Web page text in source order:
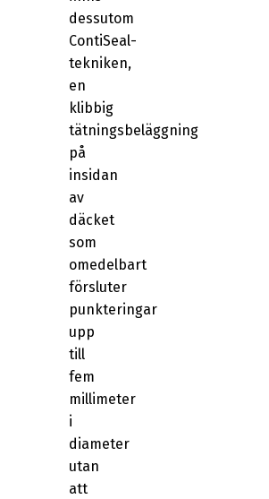
dessutom
ContiSeal-
tekniken,
en
klibbig
tätningsbeläggning
på
insidan
av
däcket
som
omedelbart
försluter
punkteringar
upp
till
fem
millimeter
i
diameter
utan
att